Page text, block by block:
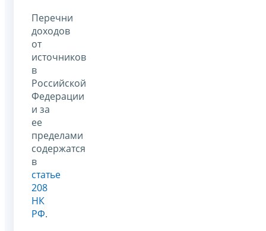
Перечни
доходов
от
источников
в
Российской
Федерации
и за
ее
пределами
содержатся
в
статье
208
НК
РФ.